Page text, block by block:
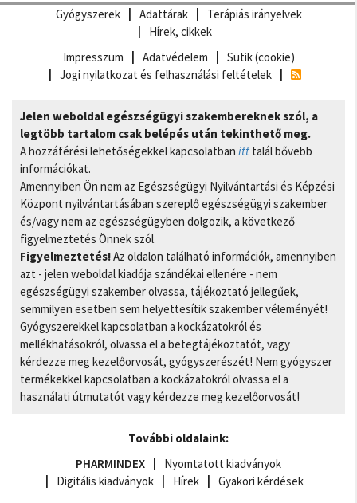
Gyógyszerek Adattárak
Terápiás irányelvek
Hírek, cikkek
Impresszum
Adatvédelem
Sütik (cookie)
Jogi nyilatkozat és felhasználási feltételek
Jelen weboldal egészségügyi szakembereknek szól, a
legtöbb tartalom csak belépés után tekinthető meg.
A hozzáférési lehetőségekkel kapcsolatban itt talál bővebb
információkat.
Amennyiben Ön nem az Egészségügyi Nyilvántartási és Képzési
Központ nyilvántartásában szereplő egészségügyi szakember
és/vagy nem az egészségügyben dolgozik, a következő
figyelmeztetés Önnek szól.
Figyelmeztetés!Az oldalon található információk, amennyiben
azt - jelen weboldal kiadója szándékai ellenére - nem
egészségügyi szakember olvassa, tájékoztató jellegűek,
semmilyen esetben sem helyettesítik szakember véleményét!
Gyógyszerekkel kapcsolatban a kockázatokról és
mellékhatásokról, olvassa el a betegtájékoztatót, vagy
kérdezze meg kezelőorvosát, gyógyszerészét! Nem gyógyszer
termékekkel kapcsolatban a kockázatokról olvassa el a
használati útmutatót vagy kérdezze meg kezelőorvosát!
További oldalaink:
PHARMINDEX
Nyomtatott kiadványok
Digitális kiadványok
Hírek Gyakori kérdések